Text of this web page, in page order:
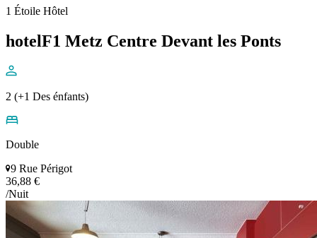
1 Étoile Hôtel
hotelF1 Metz Centre Devant les Ponts
2 (+1 Des énfants)
Double
9 Rue Périgot
36,88 €
/Nuit